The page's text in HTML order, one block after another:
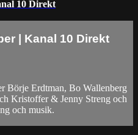
10 Direkt
| Kanal 10 Direkt
Börje Erdtman, Bo Wallenberg
Kristoffer & Jenny Streng och
och musik.